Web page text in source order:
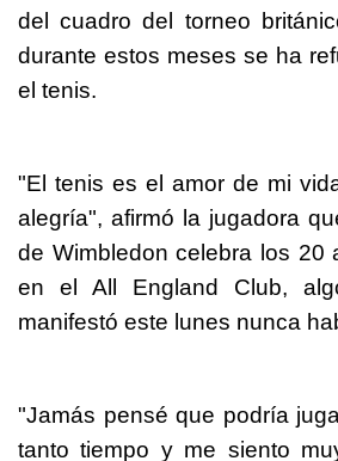
del cuadro del torneo
durante estos meses se ha
el tenis.
"El tenis es el amor de mi
alegría", afirmó la jugadora
de Wimbledon celebra los 20
en el All England Club,
manifestó este lunes nunca
"Jamás pensé que podría
tanto tiempo y me siento